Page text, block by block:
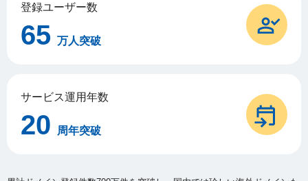
登録ユーザー数
65 万人突破
サービス運用年数
20 周年突破